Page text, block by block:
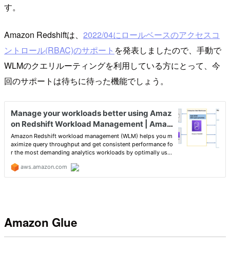
す。
Amazon Redshiftは、 2022/04にロールベースのアクセスコ
ントロール(RBAC)のサポート を発表しましたので、手動で
WLMのクエリルーティングを利用している方にとって、今
回のサポートは待ちに待った機能でしょう。
Amazon Glue